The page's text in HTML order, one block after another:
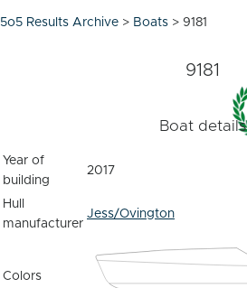
5o5 Results Archive > Boats > 9181
9181
Boat details
Year of
building
2017
Hull
manufacturer
Jess/Ovington
Colors